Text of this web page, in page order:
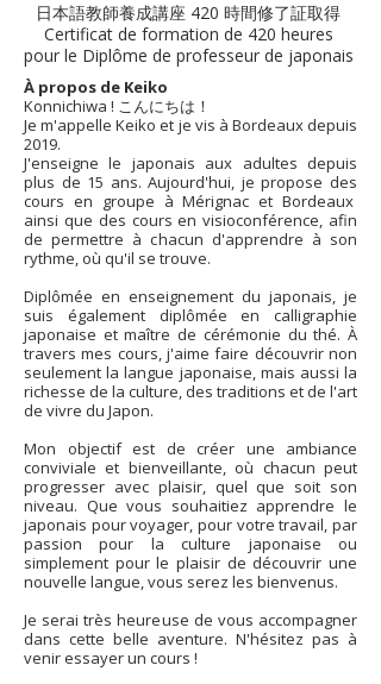
日本語教師養成講座 420 時間修了証取得
Certificat de formation de 420 heures
pour le Diplôme de professeur de japonais
À propos de Keiko
Konnichiwa ! こんにちは！
Je m'appelle Keiko et je vis à Bordeaux depuis
2019.
J'enseigne le japonais aux adultes depuis
plus de 15 ans. Aujourd'hui, je propose des
cours en groupe à Mérignac et Bordeaux
ainsi que des cours en visioconférence, afin
de permettre à chacun d'apprendre à son
rythme, où qu'il se trouve.
Diplômée en enseignement du japonais, je
suis également diplômée en calligraphie
japonaise et maître de cérémonie du thé. À
travers mes cours, j'aime faire découvrir non
seulement la langue japonaise, mais aussi la
richesse de la culture, des traditions et de l'art
de vivre du Japon.
Mon objectif est de créer une ambiance
conviviale et bienveillante, où chacun peut
progresser avec plaisir, quel que soit son
niveau. Que vous souhaitiez apprendre le
japonais pour voyager, pour votre travail, par
passion pour la culture japonaise ou
simplement pour le plaisir de découvrir une
nouvelle langue, vous serez les bienvenus.
Je serai très heureuse de vous accompagner
dans cette belle aventure. N'hésitez pas à
venir essayer un cours !